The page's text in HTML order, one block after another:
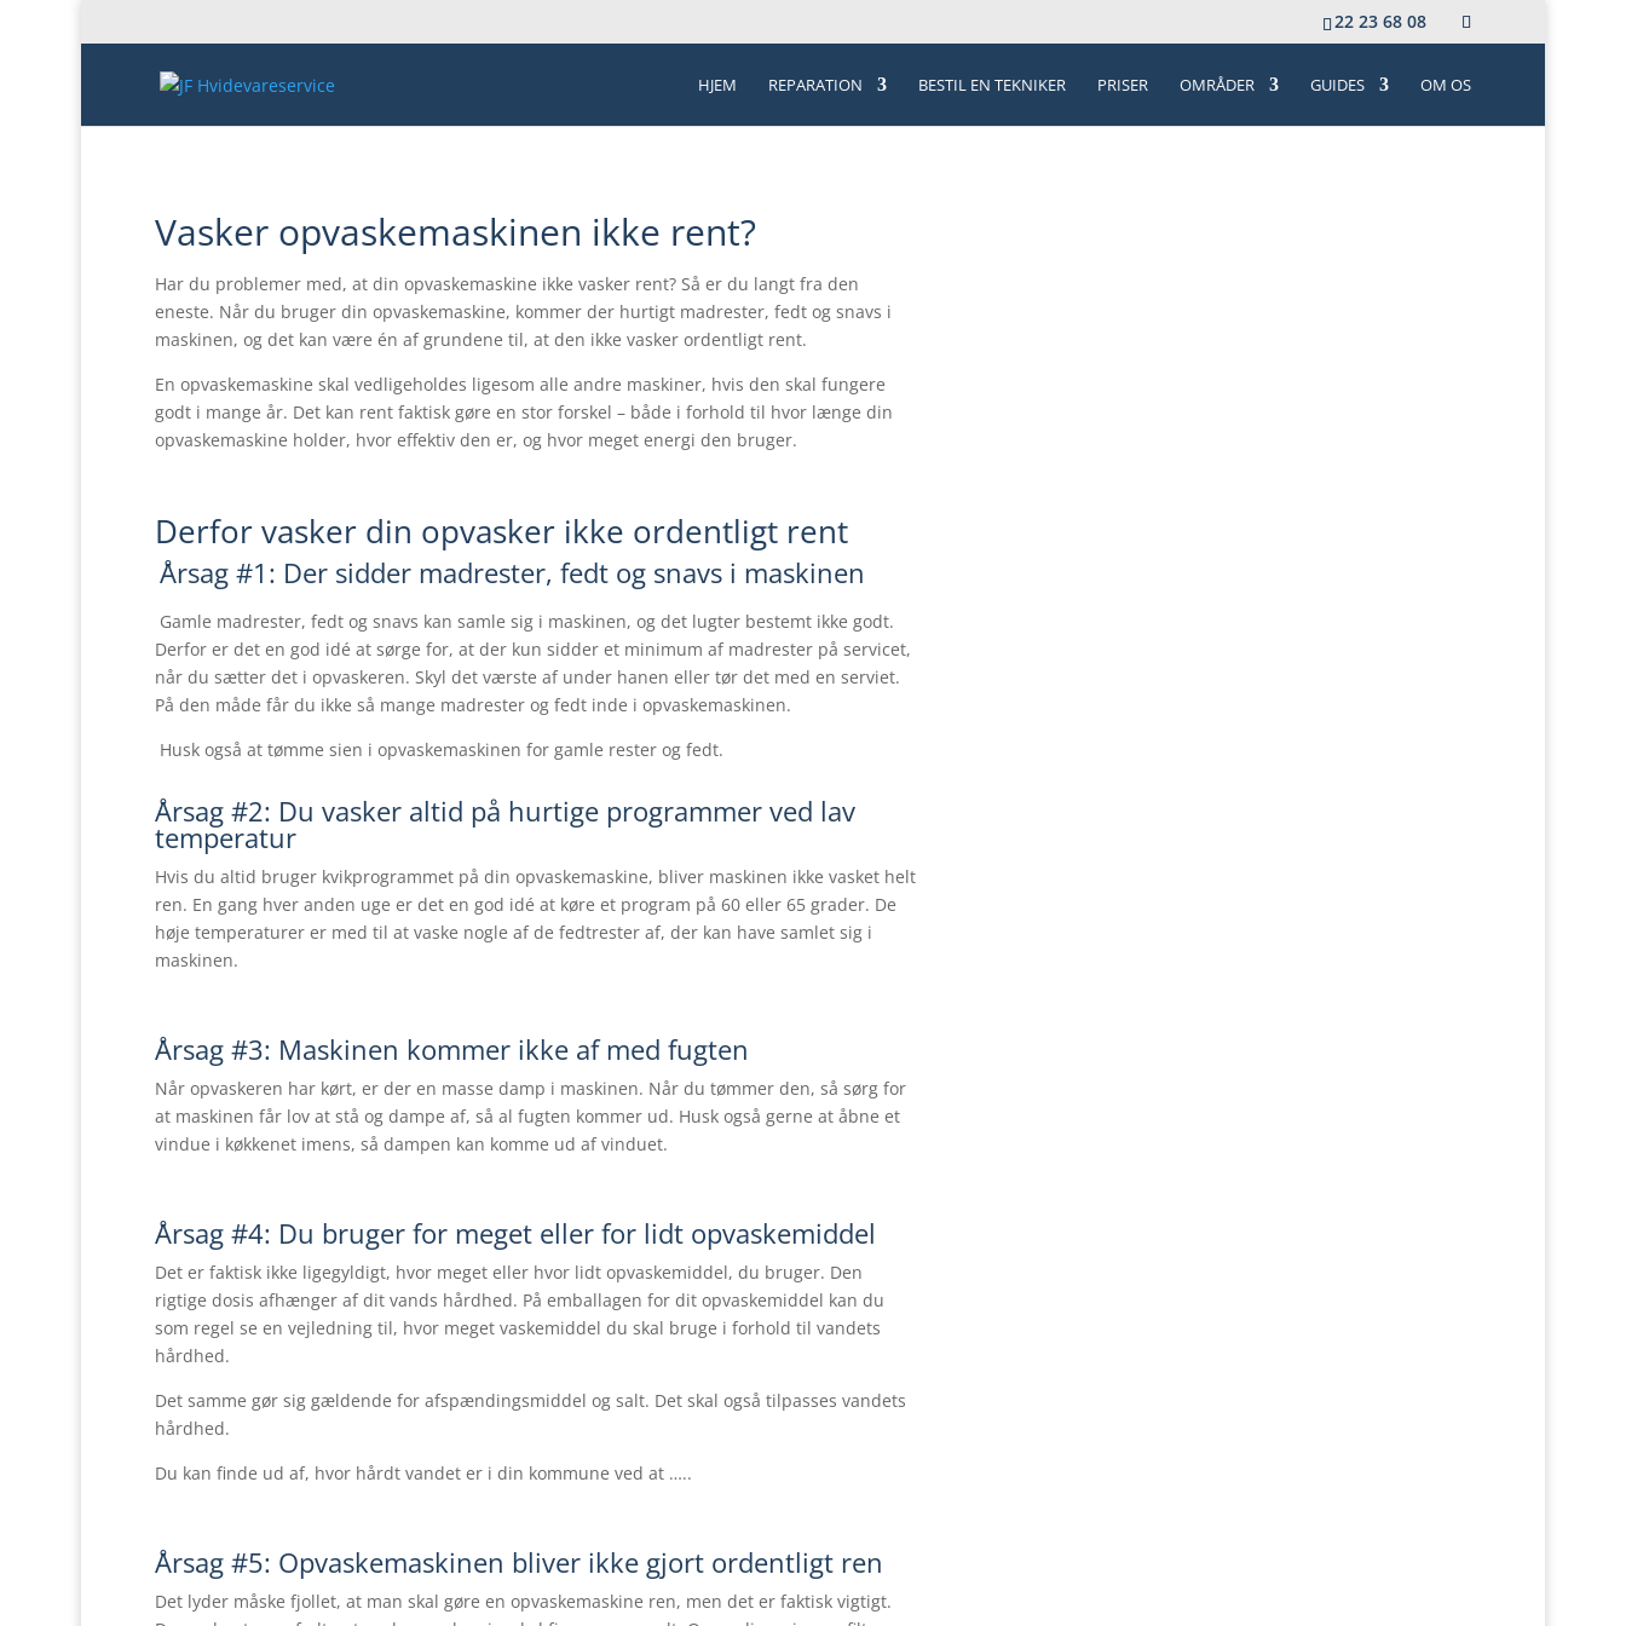
22 23 68 08
HJEM REPARATION BESTIL EN TEKNIKER PRISER OMRÅDER GUIDES OM OS
Vasker opvaskemaskinen ikke rent?
Har du problemer med, at din opvaskemaskine ikke vasker rent? Så er du langt fra den
eneste. Når du bruger din opvaskemaskine, kommer der hurtigt madrester, fedt og snavs i
maskinen, og det kan være én af grundene til, at den ikke vasker ordentligt rent.
En opvaskemaskine skal vedligeholdes ligesom alle andre maskiner, hvis den skal fungere
godt i mange år. Det kan rent faktisk gøre en stor forskel – både i forhold til hvor længe din
opvaskemaskine holder, hvor effektiv den er, og hvor meget energi den bruger.
Derfor vasker din opvasker ikke ordentligt rent
Årsag #1: Der sidder madrester, fedt og snavs i maskinen
Gamle madrester, fedt og snavs kan samle sig i maskinen, og det lugter bestemt ikke godt.
Derfor er det en god idé at sørge for, at der kun sidder et minimum af madrester på servicet,
når du sætter det i opvaskeren. Skyl det værste af under hanen eller tør det med en serviet.
På den måde får du ikke så mange madrester og fedt inde i opvaskemaskinen.
Husk også at tømme sien i opvaskemaskinen for gamle rester og fedt.
Årsag #2: Du vasker altid på hurtige programmer ved lav
temperatur
Hvis du altid bruger kvikprogrammet på din opvaskemaskine, bliver maskinen ikke vasket helt
ren. En gang hver anden uge er det en god idé at køre et program på 60 eller 65 grader. De
høje temperaturer er med til at vaske nogle af de fedtrester af, der kan have samlet sig i
maskinen.
Årsag #3: Maskinen kommer ikke af med fugten
Når opvaskeren har kørt, er der en masse damp i maskinen. Når du tømmer den, så sørg for
at maskinen får lov at stå og dampe af, så al fugten kommer ud. Husk også gerne at åbne et
vindue i køkkenet imens, så dampen kan komme ud af vinduet.
Årsag #4: Du bruger for meget eller for lidt opvaskemiddel
Det er faktisk ikke ligegyldigt, hvor meget eller hvor lidt opvaskemiddel, du bruger. Den
rigtige dosis afhænger af dit vands hårdhed. På emballagen for dit opvaskemiddel kan du
som regel se en vejledning til, hvor meget vaskemiddel du skal bruge i forhold til vandets
hårdhed.
Det samme gør sig gældende for afspændingsmiddel og salt. Det skal også tilpasses vandets
hårdhed.
Du kan finde ud af, hvor hårdt vandet er i din kommune ved at …..
Årsag #5: Opvaskemaskinen bliver ikke gjort ordentligt ren
Det lyder måske fjollet, at man skal gøre en opvaskemaskine ren, men det er faktisk vigtigt.